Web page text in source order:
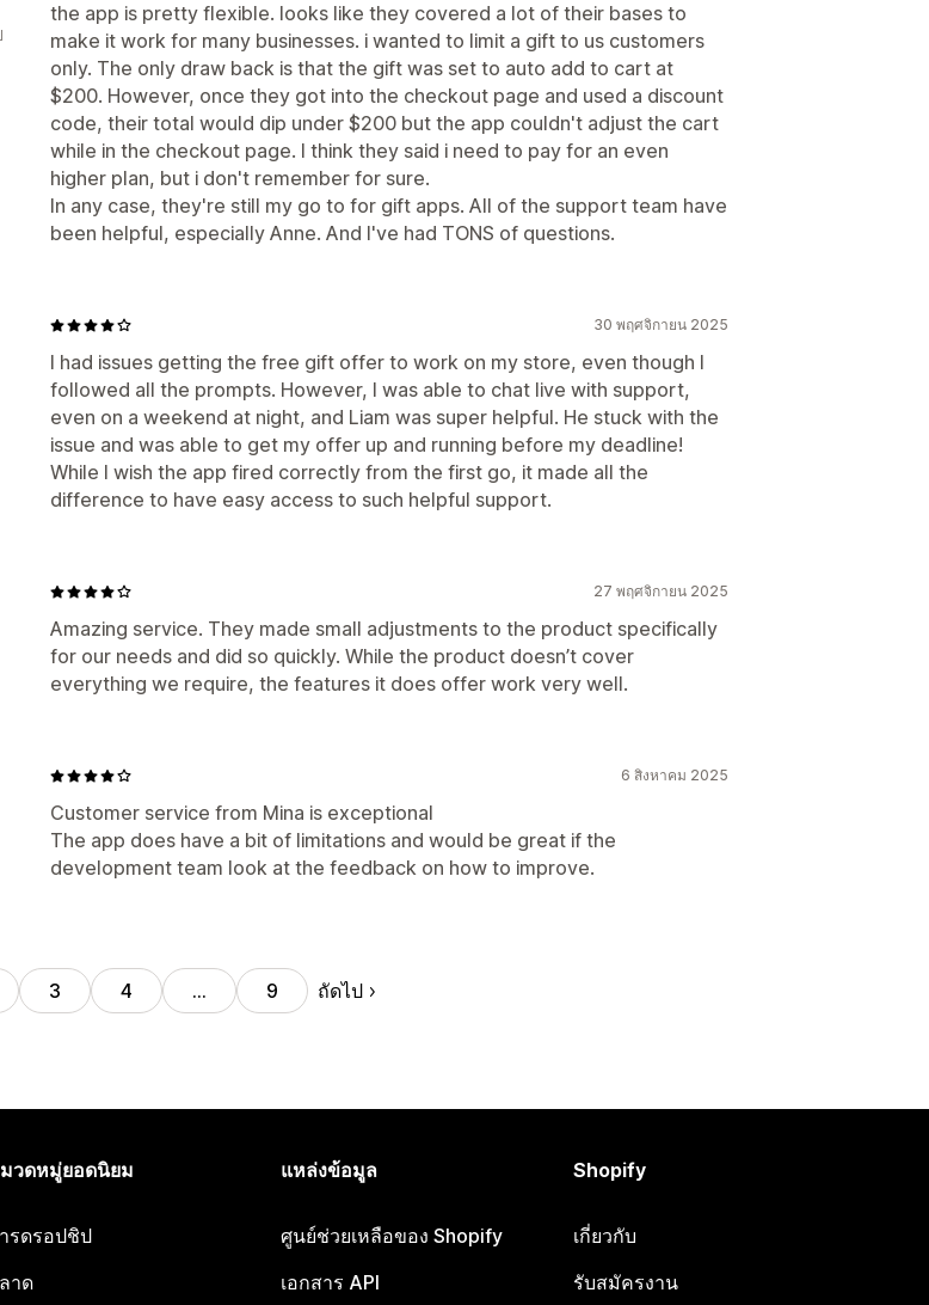
the app is pretty flexible. looks like they covered a lot of their bases to
make it work for many businesses. i wanted to limit a gift to us customers
only. The only draw back is that the gift was set to auto add to cart at
$200. However, once they got into the checkout page and used a discount
code, their total would dip under $200 but the app couldn't adjust the cart
while in the checkout page. I think they said i need to pay for an even
higher plan, but i don't remember for sure.
In any case, they're still my go to for gift apps. All of the support team have
been helpful, especially Anne. And I've had TONS of questions.
30 พฤศจิกายน 2025
I had issues getting the free gift offer to work on my store, even though I
followed all the prompts. However, I was able to chat live with support,
even on a weekend at night, and Liam was super helpful. He stuck with the
issue and was able to get my offer up and running before my deadline!
While I wish the app fired correctly from the first go, it made all the
difference to have easy access to such helpful support.
27 พฤศจิกายน 2025
Amazing service. They made small adjustments to the product specifically
for our needs and did so quickly. While the product doesn’t cover
everything we require, the features it does offer work very well.
6 สิงหาคม 2025
Customer service from Mina is exceptional
The app does have a bit of limitations and would be great if the
development team look at the feedback on how to improve.
3 4 … 9 ถัดไป
วดหมู่ยอดนิยม
รดรอปชิป
าด
แหล่งข้อมูล
ศูนย์ช่วยเหลือของ Shopify
เอกสาร API
Shopify
เกี่ยวกับ
รับสมัครงาน